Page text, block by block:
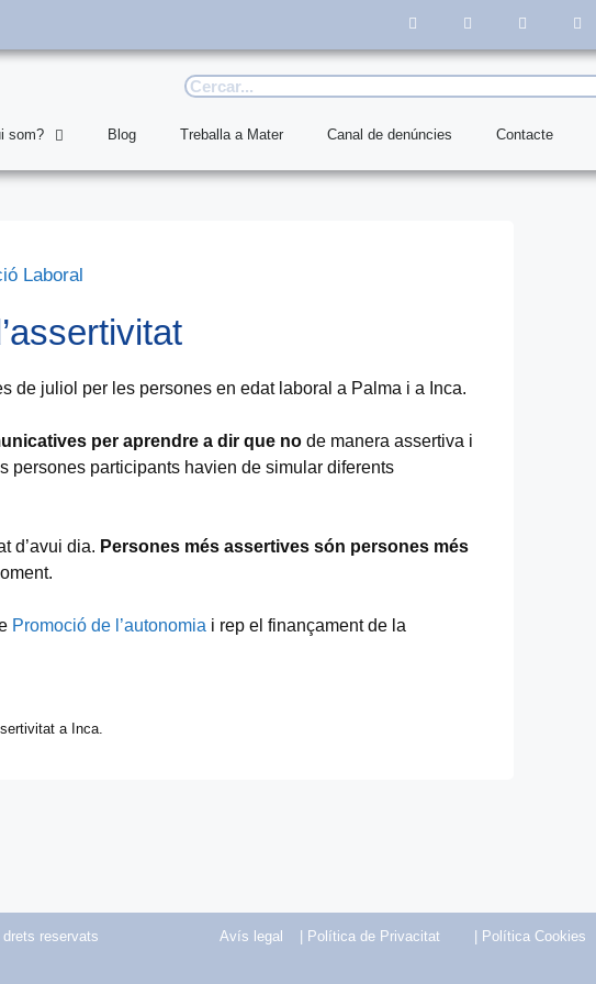
som? Blog Treballa a Mater Canal de denúncies Contacte
Laboral
de juliol per les persones en edat laboral a Palma i a Inca.
per aprendre a dir que no de manera assertiva i
persones participants havien de simular diferents
d’avui dia. Persones més assertives són persones més
Promoció de l’autonomia i rep el finançament de la
a Inca.
reservats Avís legal | Política de Privacitat | Política Cookies